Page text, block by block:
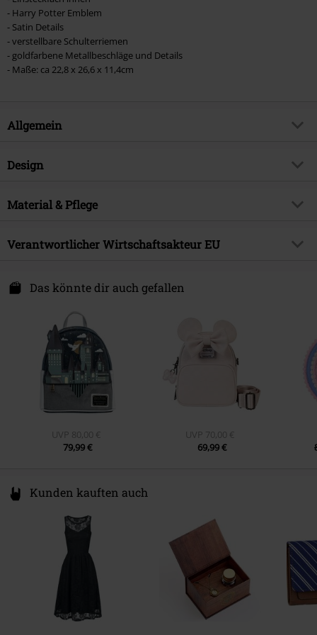
- Harry Potter Emblem
- Satin Details
- verstellbare Schulterriemen
- goldfarbene Metallbeschläge und Details
- Maße: ca 22,8 x 26,6 x 11,4cm
Allgemein
Artikelnummer:
Produktthema
Lizenz
offiziell lizenziertes Produkt
Erscheinungsdatum
30.03.2026
Design
Produkt-Typ
Material & Pflege
Obermaterial Polyurethan
Verantwortlicher Wirtschaftsakteur EU
Zuidplein 36
www.funko.com
Das könnte dir auch gefallen
UVP 80,00 €
79,99 €
UVP 70,00 €
69,99 €
Kunden kauften auch